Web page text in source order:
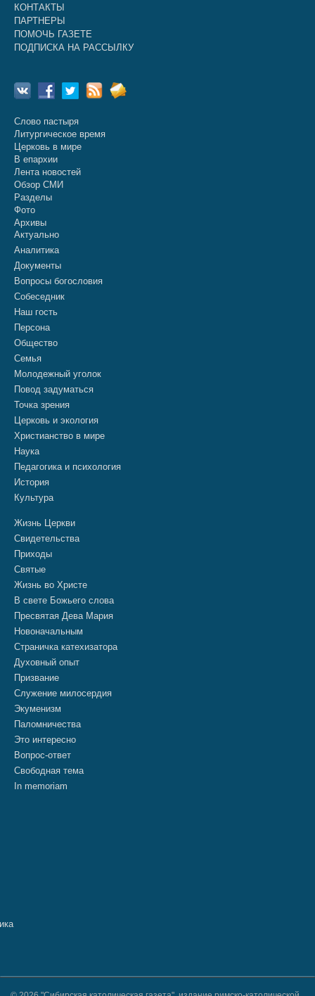
КОНТАКТЫ
ПАРТНЕРЫ
ПОМОЧЬ ГАЗЕТЕ
ПОДПИСКА НА РАССЫЛКУ
Слово пастыря
Литургическое время
Церковь в мире
В епархии
Лента новостей
Обзор СМИ
Разделы
Фото
Архивы
Актуально
Аналитика
Документы
Вопросы богословия
Собеседник
Наш гость
Персона
Общество
Семья
Молодежный уголок
Повод задуматься
Точка зрения
Церковь и экология
Христианство в мире
Наука
Педагогика и психология
История
Культура
Жизнь Церкви
Свидетельства
Приходы
Святые
Жизнь во Христе
В свете Божьего слова
Пресвятая Дева Мария
Новоначальным
Страничка катехизатора
Духовный опыт
Призвание
Служение милосердия
Экуменизм
Паломничества
Это интересно
Вопрос-ответ
Свободная тема
In memoriam